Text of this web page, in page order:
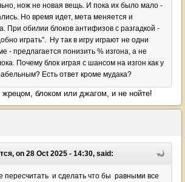
нож не новая вещь. И пока их было мало -
Но время идет, мета меняется и
При обилии блоков антифизов с разгадкой -
играть". Ну так в игру играют не одни
- предлагается понизить % изгона, а не
Почему блок играя с шансом на изгон как у
Есть ответ кроме мудака?
жрецом, блоком или джагом, и не нойте!
on 28 Oct 2025 - 14:30, said:
пересчитать и сделать что бы равными все